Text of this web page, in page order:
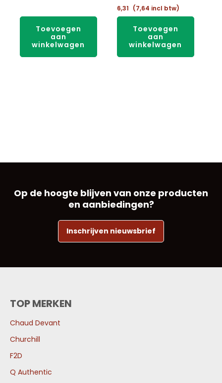
Toevoegen
aan
winkelwagen
6,31 (7,64 incl btw)
Toevoegen
aan
winkelwagen
Op de hoogte blijven van onze producten
en aanbiedingen?
Inschrijven nieuwsbrief
TOP MERKEN
Chaud Devant
Churchill
F2D
Q Authentic